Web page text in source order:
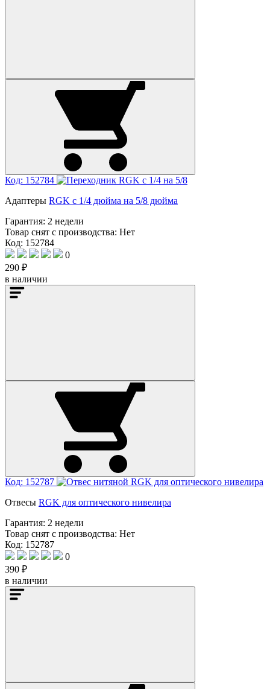
Код: 152784
Адаптеры RGK с 1/4 дюйма на 5/8 дюйма
Гарантия: 2 недели
Товар снят с производства: Нет
Код: 152784
0
290 ₽
в наличии
Код: 152787
Отвесы RGK для оптического нивелира
Гарантия: 2 недели
Товар снят с производства: Нет
Код: 152787
0
390 ₽
в наличии